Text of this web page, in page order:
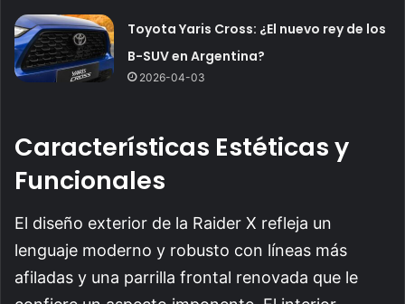
Toyota Yaris Cross: ¿El nuevo rey de los
B-SUV en Argentina?
2026-04-03
Características Estéticas y
Funcionales
El diseño exterior de la Raider X refleja un
lenguaje moderno y robusto con líneas más
afiladas y una parrilla frontal renovada que le